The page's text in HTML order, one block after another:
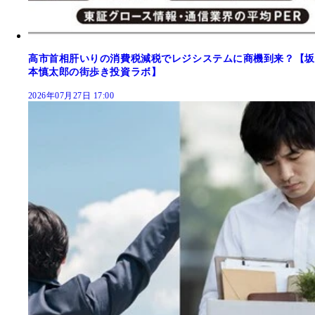
高市首相肝いりの消費税減税でレジシステムに商機到来？【坂
本慎太郎の街歩き投資ラボ】
2026年07月27日 17:00